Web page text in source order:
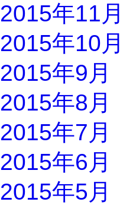
2015年11月
2015年10月
2015年9月
2015年8月
2015年7月
2015年6月
2015年5月